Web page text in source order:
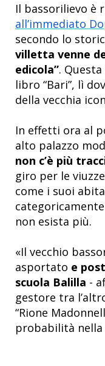
Il bassorilievo è
all’immediato
secondo lo
villetta venne
edicola”.
libro “Bari”, lì
della vecchia
In effetti ora al
alto palazzo
non c’è più
giro per le
come i suoi
categoricamente
non esista più.
«Il vecchio
asportato e
scuola Balilla -
gestore tra
“Rione
probabilità nella